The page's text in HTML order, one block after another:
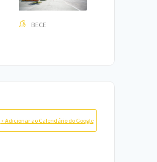
BECE
+ Adicionar ao Calendário do Google